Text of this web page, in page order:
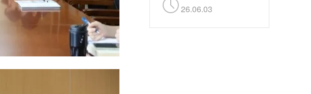
26.06.03